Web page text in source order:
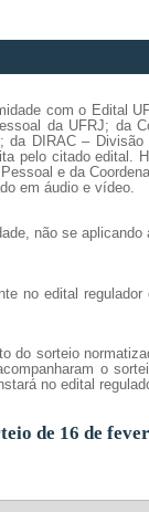
com o Edital
da UFRJ; da
DIRAC –
pelo citado edital.
e da
em áudio e vídeo.
não se aplicando
no edital
do sorteio
o
no edital
de 16 de